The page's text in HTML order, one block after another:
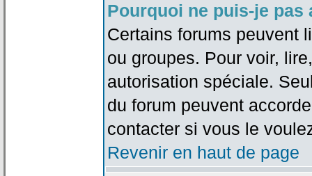
Pourquoi ne puis-je pas
Certains forums peuvent
ou groupes. Pour voir,
autorisation spéciale.
du forum peuvent
contacter si vous le
Revenir en haut de page